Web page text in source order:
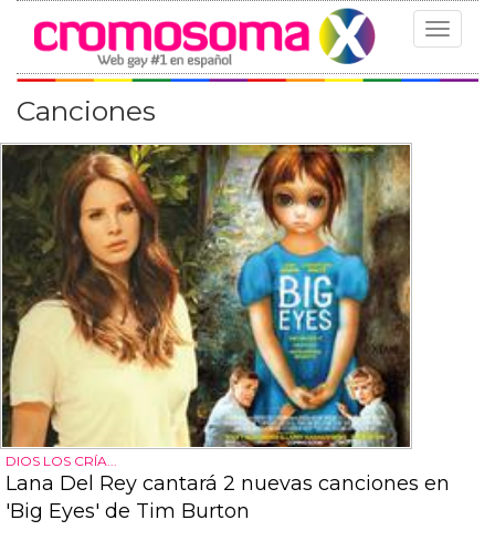
Toggle
Canciones
DIOS LOS CRÍA...
Lana Del Rey cantará 2 nuevas canciones en
'Big Eyes' de Tim Burton